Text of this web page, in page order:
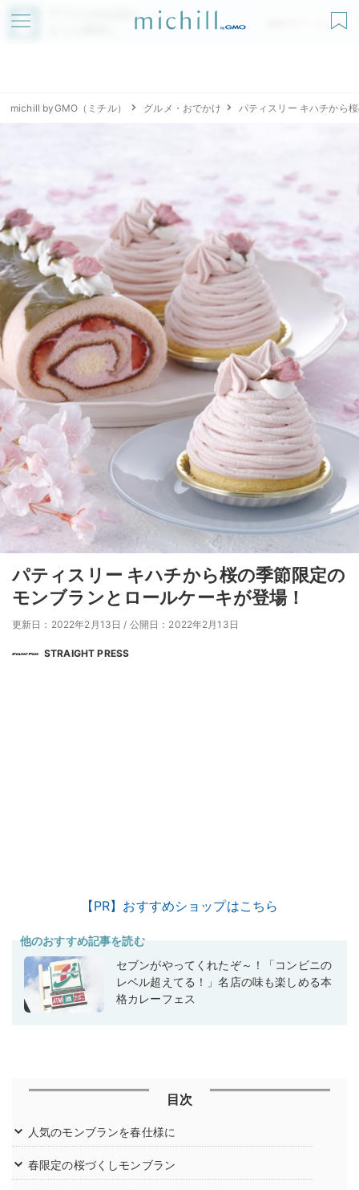
アプリでmichillが
無料ダウンロード
michill byGMO（ミチル） グルメ・おでかけ パティスリー キハチから
パティスリー キハチから桜の季節限定の
モンブランとロールケーキが登場！
更新日：2022年2月13日 / 公開日：2022年2月13日
STRAIGHT PRESS
【PR】おすすめショップはこちら
他のおすすめ記事を読む
セブンがやってくれたぞ～！「コンビニの
レベル超えてる！」名店の味も楽しめる本
格カレーフェス
目次
人気のモンブランを春仕様に
春限定の桜づくしモンブラン